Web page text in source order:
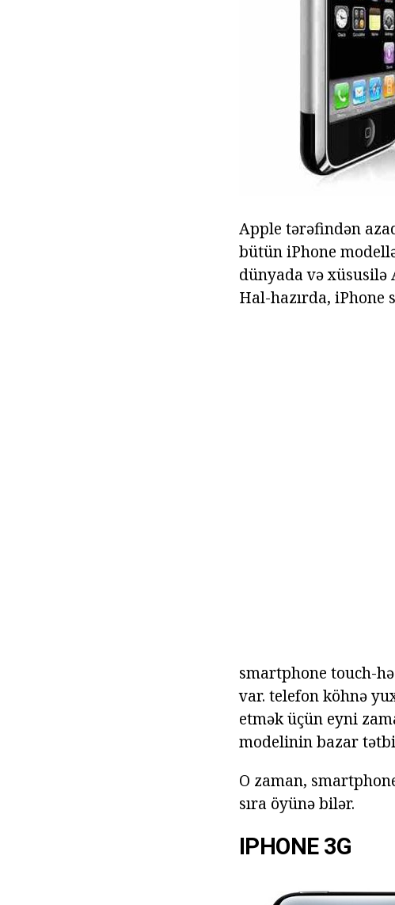
Apple tərəfindən
bütün iPhone
dünyada və
Hal-hazırda, iPhone
smartphone touch-
var. telefon köhnə
etmək üçün eyni
modelinin bazar
O zaman,
sıra öyünə bilər.
IPHONE 3G